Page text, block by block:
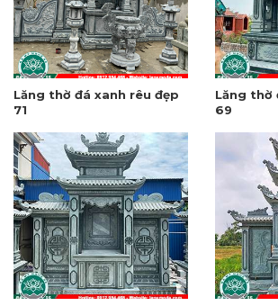
Lăng thờ đá xanh rêu đẹp
71
Lăng thờ
69